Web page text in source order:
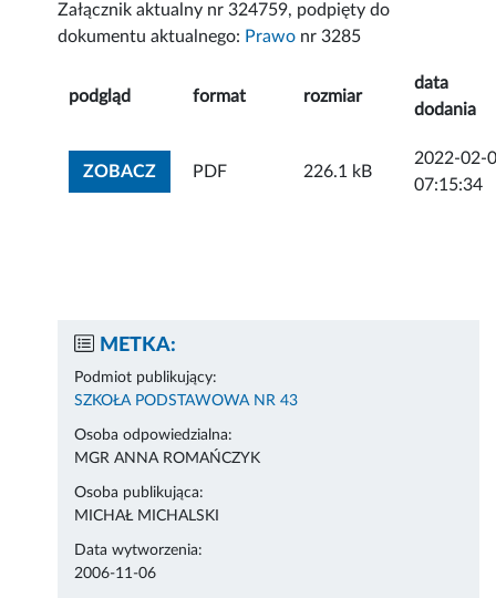
Załącznik aktualny nr 324759, podpięty do
dokumentu aktualnego: Prawo nr 3285
podgląd format rozmiar
data
dodania
ZOBACZZOBACZ ZAŁĄCZNIK
PDF 226.1 kB
2022-02-
07:15:34
METKA:
Podmiot publikujący:
SZKOŁA PODSTAWOWA NR 43
Osoba odpowiedzialna:
MGR ANNA ROMAŃCZYK
Osoba publikująca:
MICHAŁ MICHALSKI
Data wytworzenia:
2006-11-06